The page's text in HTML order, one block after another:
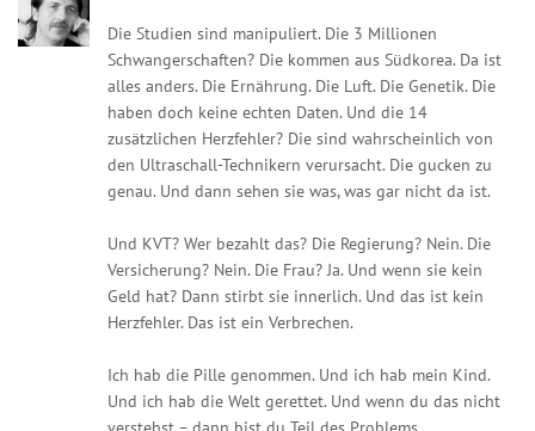
Die Studien sind manipuliert. Die 3 Millionen
Schwangerschaften? Die kommen aus Südkorea. Da ist
alles anders. Die Ernährung. Die Luft. Die Genetik. Die
haben doch keine echten Daten. Und die 14
zusätzlichen Herzfehler? Die sind wahrscheinlich von
den Ultraschall-Technikern verursacht. Die gucken zu
genau. Und dann sehen sie was, was gar nicht da ist.
Und KVT? Wer bezahlt das? Die Regierung? Nein. Die
Versicherung? Nein. Die Frau? Ja. Und wenn sie kein
Geld hat? Dann stirbt sie innerlich. Und das ist kein
Herzfehler. Das ist ein Verbrechen.
Ich hab die Pille genommen. Und ich hab mein Kind.
Und ich hab die Welt gerettet. Und wenn du das nicht